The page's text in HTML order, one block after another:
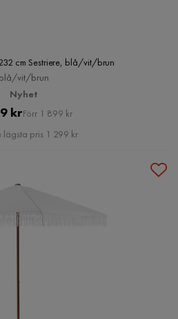
cm Sestriere, blå/vit/brun
blå/vit/brun
Nyhet
Pris
krOriginal
Pris
Förr 1 899 kr
lägsta pris 1 299 kr